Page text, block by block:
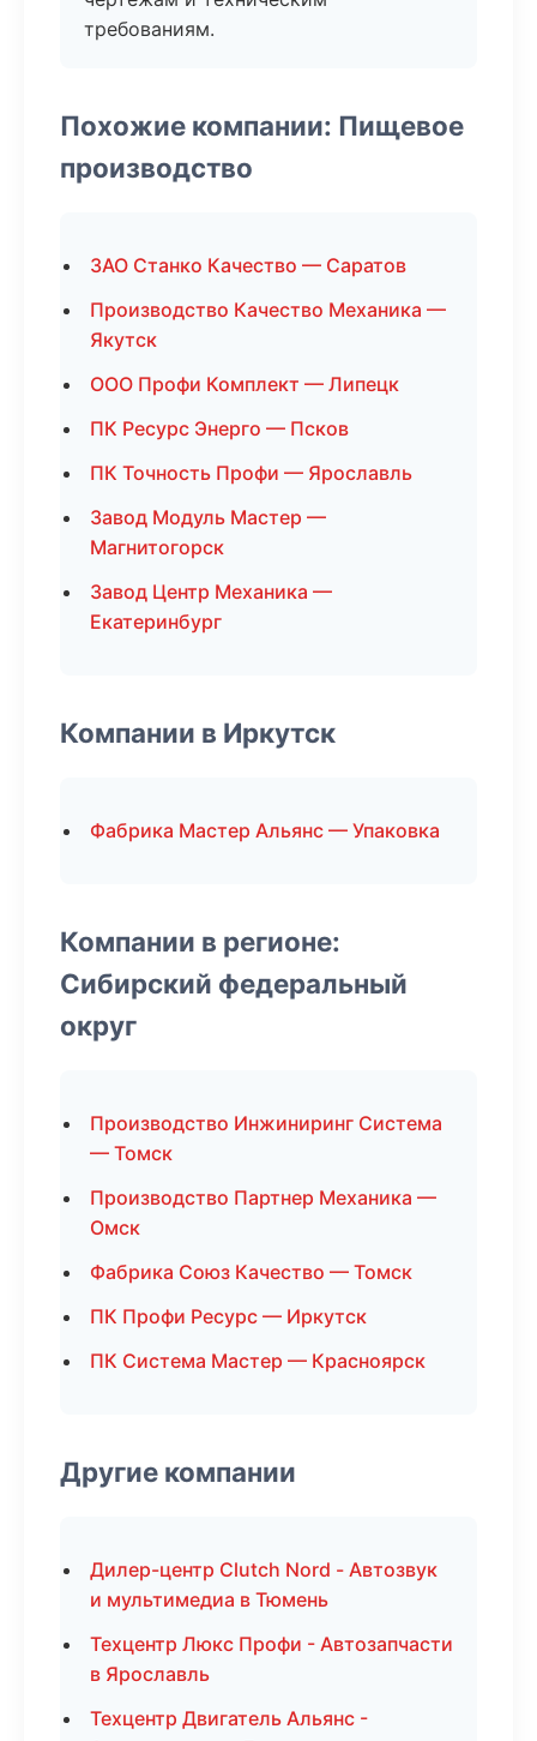
требованиям.
Похожие компании: Пищевое
производство
ЗАО Станко Качество — Саратов
Производство Качество Механика —
Якутск
ООО Профи Комплект — Липецк
ПК Ресурс Энерго — Псков
ПК Точность Профи — Ярославль
Завод Модуль Мастер —
Магнитогорск
Завод Центр Механика —
Екатеринбург
Компании в Иркутск
Фабрика Мастер Альянс — Упаковка
Компании в регионе:
Сибирский федеральный
округ
Производство Инжиниринг Система
— Томск
Производство Партнер Механика —
Омск
Фабрика Союз Качество — Томск
ПК Профи Ресурс — Иркутск
ПК Система Мастер — Красноярск
Другие компании
Дилер-центр Clutch Nord - Автозвук
и мультимедиа в Тюмень
Техцентр Люкс Профи - Автозапчасти
в Ярославль
Техцентр Двигатель Альянс -